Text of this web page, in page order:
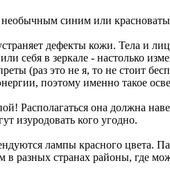
синим или
дефекты кожи. Тела и
себя в зеркале - настолько
(раз это не я, то не стоит
поэтому именно такое
Располагаться она должна
изуродовать кого угодно.
лампы красного цвета.
разных странах районы, где